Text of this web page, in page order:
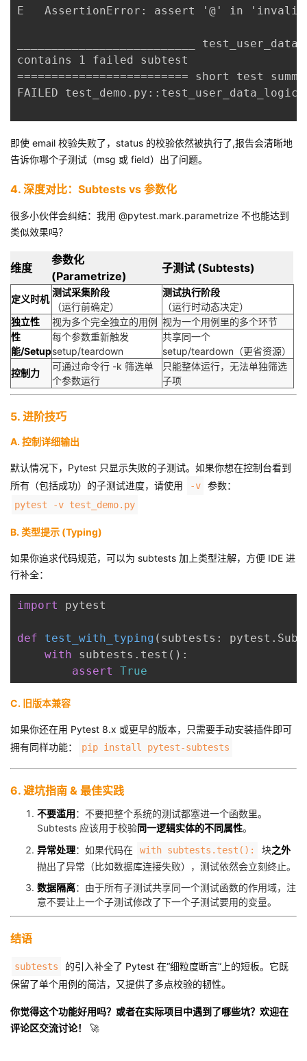
E   AssertionError: assert '@' in
__________________________
contains 1 failed subtest
========================= short test
FAILED
即使 email 校验失败了，status 的校验依然被执行了,报告会清晰地
告诉你哪个子测试（msg 或 field）出了问题。
4. 深度对比：Subtests vs 参数化
很多小伙伴会纠结：我用 @pytest.mark.parametrize 不也能达到
类似效果吗？
维度
参数化
(Parametrize)
子测试 (Subtests)
定义时机
测试采集阶段
（运行前确定）
测试执行阶段
（运行时动态决定）
独立性
视为多个完全独立的用例 视为一个用例里的多个环节
性
能/Setup
每个参数重新触发
setup/teardown
共享同一个
setup/teardown（更省资源）
控制力
可通过命令行 -k 筛选单
个参数运行
只能整体运行，无法单独筛选
子项
5. 进阶技巧
A. 控制详细输出
默认情况下，Pytest 只显示失败的子测试。如果你想在控制台看到
所有（包括成功）的子测试进度，请使用
-v 参数：
pytest -v test_demo.py
B. 类型提示 (Typing)
如果你追求代码规范，可以为 subtests 加上类型注解，方便 IDE 进
行补全：
import pytest
def test_with_typing (subtests:
with subtests.test():
assert
True
C. 旧版本兼容
如果你还在用 Pytest 8.x 或更早的版本，只需要手动安装插件即可
拥有同样功能：
pip install pytest-subtests
6. 避坑指南 & 最佳实践
不要滥用：不要把整个系统的测试都塞进一个函数里。
Subtests 应该用于校验同一逻辑实体的不同属性。
异常处理：如果代码在 with subtests.test(): 块之外
抛出了异常（比如数据库连接失败），测试依然会立刻终止。
数据隔离：由于所有子测试共享同一个测试函数的作用域，注
意不要让上一个子测试修改了下一个子测试要用的变量。
结语
subtests
的引入补全了 Pytest 在“细粒度断言”上的短板。它既
保留了单个用例的简洁，又提供了多点校验的韧性。
你觉得这个功能好用吗？或者在实际项目中遇到了哪些坑？欢迎在
评论区交流讨论！
🚀